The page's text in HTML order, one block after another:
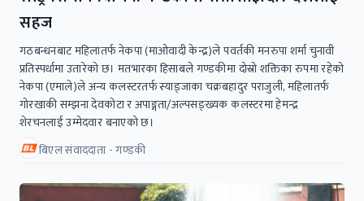
सहज
गठबन्धनबाट महिलातर्फ नेकपा (माओवादी केन्द्र)ले पवर्तकी मनरुपा शर्मा चुनावी
प्रतिस्पर्धामा उतारेको छ। मतभारका हिसाबले गण्डकीमा दोस्रो शक्तिका रुपमा रहेको
नेकपा (एमाले)ले अन्य कलस्टरतर्फ स्याङ्जाका चक्रबहादुर पराजुली, महिलातर्फ
गोरखाकी सम्झना देवकोटा र अपाङ्गता/अल्पसङ्ख्यक कलस्टरमा हेमन्द्र
शेरचनलाई उम्मेदवार बनाएको छ।
बिएल संवाददाता - गण्डकी